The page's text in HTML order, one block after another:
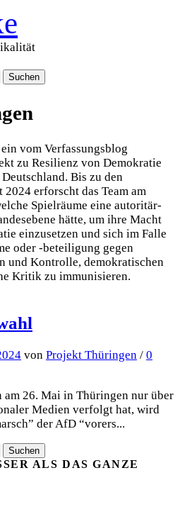
vom Verfassungsblog
zu Resilienz von Demokratie
Bis zu den
erforscht das Team am
Spielräume eine autoritär-
hätte, um ihre Macht
einzusetzen und sich im Falle
oder -beteiligung gegen
und Kontrolle, demokratischen
Kritik zu immunisieren.
von Projekt Thüringen / 0
am 26. Mai in Thüringen nur über
Medien verfolgt hat, wird
der AfD “vorers...
ALS DAS GANZE